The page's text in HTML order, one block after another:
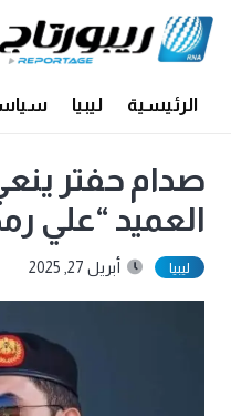
الرئيسية ليبيا
صدام حفتر
العميد “علي
ليبيا أبريل 27, 2025